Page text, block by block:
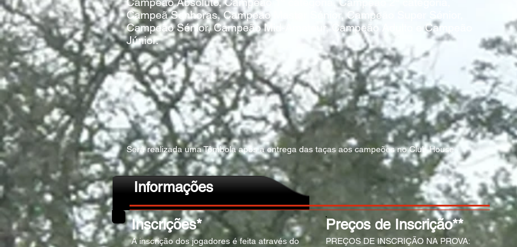
Campeã Senhoras, Campeão Master Sénior, Campeão Super Sénior,
Campeão Sénior, Campeão Mid-Amateur, Campeão Adulto e Campeão
Júnior.
Será realizada uma Tômbola após a entrega das taças aos campeões no Club House.
Informações
Inscrições*
A inscrição dos jogadores é feita através do
Preços de Inscrição**
PREÇOS DE INSCRIÇÃO NA PROVA: